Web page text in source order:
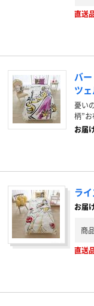
直送
バ
ツェ
憂い
柄”
お届
ラ
お届
商
直送